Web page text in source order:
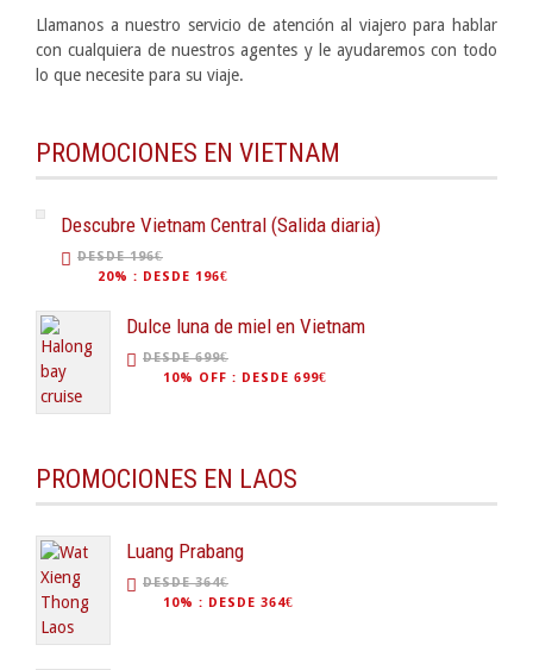
Llamanos a nuestro servicio de atención al viajero para hablar
con cualquiera de nuestros agentes y le ayudaremos con todo
lo que necesite para su viaje.
PROMOCIONES EN VIETNAM
Descubre Vietnam Central (Salida diaria)
DESDE 196€
20% : DESDE 196€
Dulce luna de miel en Vietnam
DESDE 699€
10% OFF : DESDE 699€
PROMOCIONES EN LAOS
Luang Prabang
DESDE 364€
10% : DESDE 364€